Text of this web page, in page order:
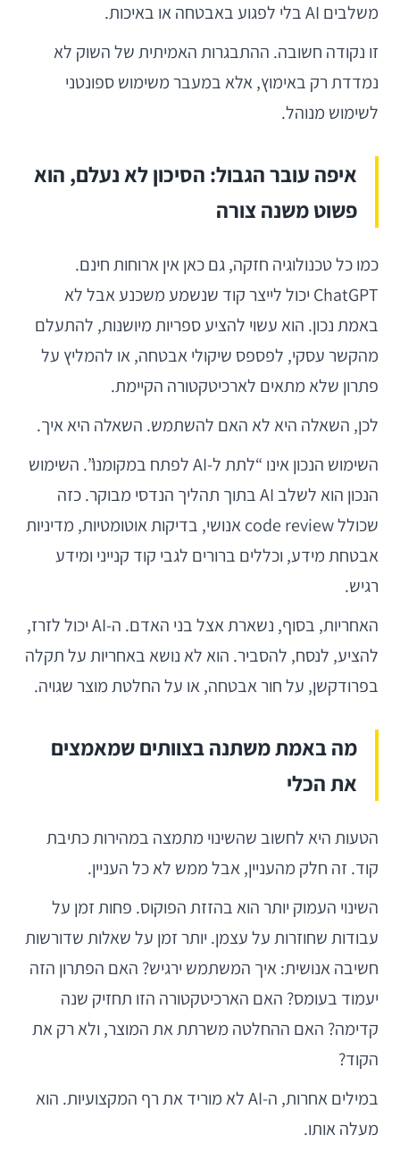
משלבים AI בלי לפגוע באבטחה או באיכות.
זו נקודה חשובה. ההתבגרות האמיתית של השוק לא
נמדדת רק באימוץ, אלא במעבר משימוש ספונטני
לשימוש מנוהל.
איפה עובר הגבול: הסיכון לא נעלם, הוא
פשוט משנה צורה
כמו כל טכנולוגיה חזקה, גם כאן אין ארוחות חינם.
ChatGPT יכול לייצר קוד שנשמע משכנע אבל לא
באמת נכון. הוא עשוי להציע ספריות מיושנות, להתעלם
מהקשר עסקי, לפספס שיקולי אבטחה, או להמליץ על
פתרון שלא מתאים לארכיטקטורה הקיימת.
לכן, השאלה היא לא האם להשתמש. השאלה היא איך.
השימוש הנכון אינו “לתת ל-AI לפתח במקומנו”. השימוש
הנכון הוא לשלב AI בתוך תהליך הנדסי מבוקר. כזה
שכולל code review אנושי, בדיקות אוטומטיות, מדיניות
אבטחת מידע, וכללים ברורים לגבי קוד קנייני ומידע
רגיש.
האחריות, בסוף, נשארת אצל בני האדם. ה-AI יכול לזרז,
להציע, לנסח, להסביר. הוא לא נושא באחריות על תקלה
בפרודקשן, על חור אבטחה, או על החלטת מוצר שגויה.
מה באמת משתנה בצוותים שמאמצים
את הכלי
הטעות היא לחשוב שהשינוי מתמצה במהירות כתיבת
קוד. זה חלק מהעניין, אבל ממש לא כל העניין.
השינוי העמוק יותר הוא בהזזת הפוקוס. פחות זמן על
עבודות שחוזרות על עצמן. יותר זמן על שאלות שדורשות
חשיבה אנושית: איך המשתמש ירגיש? האם הפתרון הזה
יעמוד בעומס? האם הארכיטקטורה הזו תחזיק שנה
קדימה? האם ההחלטה משרתת את המוצר, ולא רק את
הקוד?
במילים אחרות, ה-AI לא מוריד את רף המקצועיות. הוא
מעלה אותו.